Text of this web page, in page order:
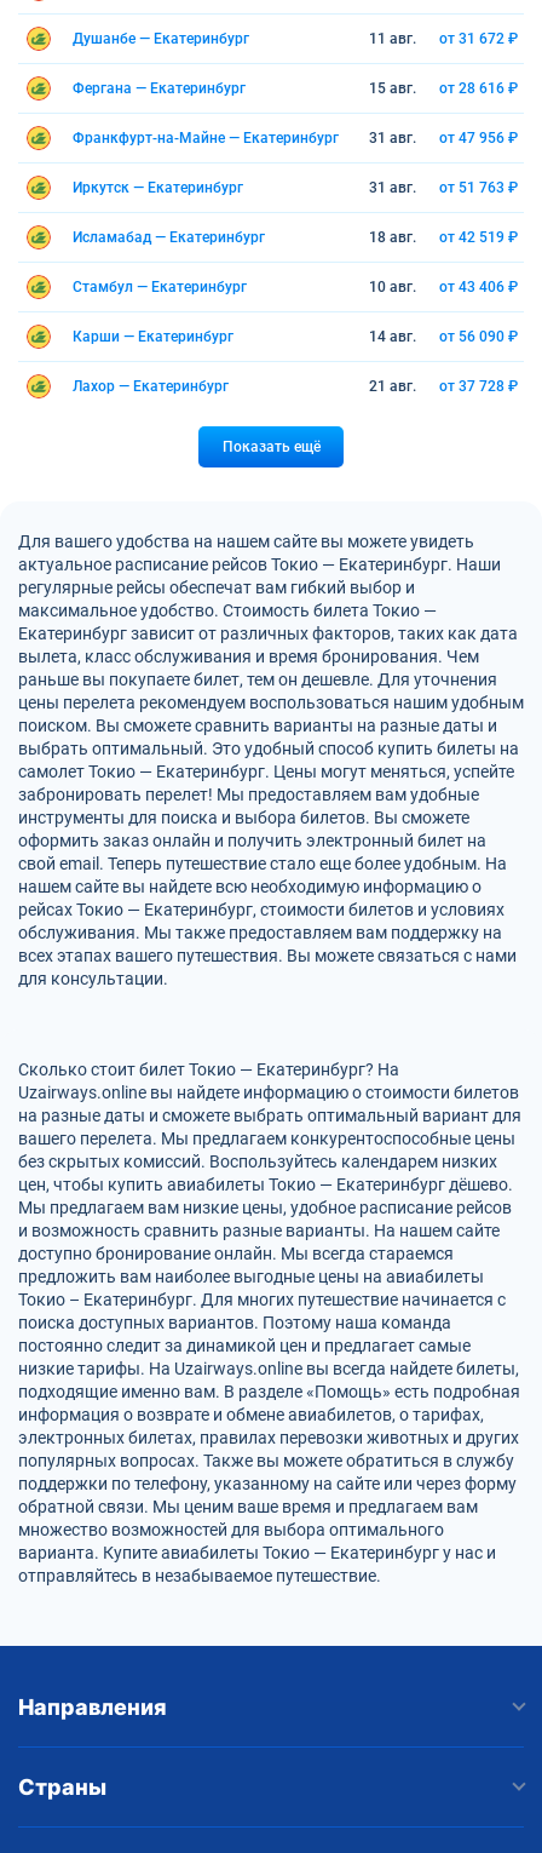
Душанбе — Екатеринбург 11 авг. от 31 672 ₽
Фергана — Екатеринбург 15 авг. от 28 616 ₽
Франкфурт-на-Майне — Екатеринбург 31 авг. от 47 956 ₽
Иркутск — Екатеринбург 31 авг. от 51 763 ₽
Исламабад — Екатеринбург 18 авг. от 42 519 ₽
Стамбул — Екатеринбург 10 авг. от 43 406 ₽
Карши — Екатеринбург 14 авг. от 56 090 ₽
Лахор — Екатеринбург 21 авг. от 37 728 ₽
Показать ещё
Для вашего удобства на нашем сайте вы можете увидеть
актуальное расписание рейсов Токио — Екатеринбург. Наши
регулярные рейсы обеспечат вам гибкий выбор и
максимальное удобство. Стоимость билета Токио —
Екатеринбург зависит от различных факторов, таких как дата
вылета, класс обслуживания и время бронирования. Чем
раньше вы покупаете билет, тем он дешевле. Для уточнения
цены перелета рекомендуем воспользоваться нашим удобным
поиском. Вы сможете сравнить варианты на разные даты и
выбрать оптимальный. Это удобный способ купить билеты на
самолет Токио — Екатеринбург. Цены могут меняться, успейте
забронировать перелет! Мы предоставляем вам удобные
инструменты для поиска и выбора билетов. Вы сможете
оформить заказ онлайн и получить электронный билет на
свой email. Теперь путешествие стало еще более удобным. На
нашем сайте вы найдете всю необходимую информацию о
рейсах Токио — Екатеринбург, стоимости билетов и условиях
обслуживания. Мы также предоставляем вам поддержку на
всех этапах вашего путешествия. Вы можете связаться с нами
для консультации.
Сколько стоит билет Токио — Екатеринбург? На
Uzairways.online вы найдете информацию о стоимости билетов
на разные даты и сможете выбрать оптимальный вариант для
вашего перелета. Мы предлагаем конкурентоспособные цены
без скрытых комиссий. Воспользуйтесь календарем низких
цен, чтобы купить авиабилеты Токио — Екатеринбург дёшево.
Мы предлагаем вам низкие цены, удобное расписание рейсов
и возможность сравнить разные варианты. На нашем сайте
доступно бронирование онлайн. Мы всегда стараемся
предложить вам наиболее выгодные цены на авиабилеты
Токио – Екатеринбург. Для многих путешествие начинается с
поиска доступных вариантов. Поэтому наша команда
постоянно следит за динамикой цен и предлагает самые
низкие тарифы. На Uzairways.online вы всегда найдете билеты,
подходящие именно вам. В разделе «Помощь» есть подробная
информация о возврате и обмене авиабилетов, о тарифах,
электронных билетах, правилах перевозки животных и других
популярных вопросах. Также вы можете обратиться в службу
поддержки по телефону, указанному на сайте или через форму
обратной связи. Мы ценим ваше время и предлагаем вам
множество возможностей для выбора оптимального
варианта. Купите авиабилеты Токио — Екатеринбург у нас и
отправляйтесь в незабываемое путешествие.
Направления
Страны